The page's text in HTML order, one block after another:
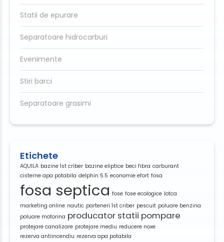
Statii de epurare
Separatoare hidrocarburi
Evenimente
Stiri barci
Separatoare grasimi
Etichete
AQUILA bazine 1st criber bazine eliptice beci fibra carburant
cisterne apa potabila delphin 5.5 economie efort fosa
fosa septica fose fose ecologice lotca
marketing online nautic parteneri 1st criber pescuit poluare benzina
poluare motorina producator statii pompare
protejare canalizare protejare mediu reducere noxe
rezerva antiincendiu rezerva apa potabila